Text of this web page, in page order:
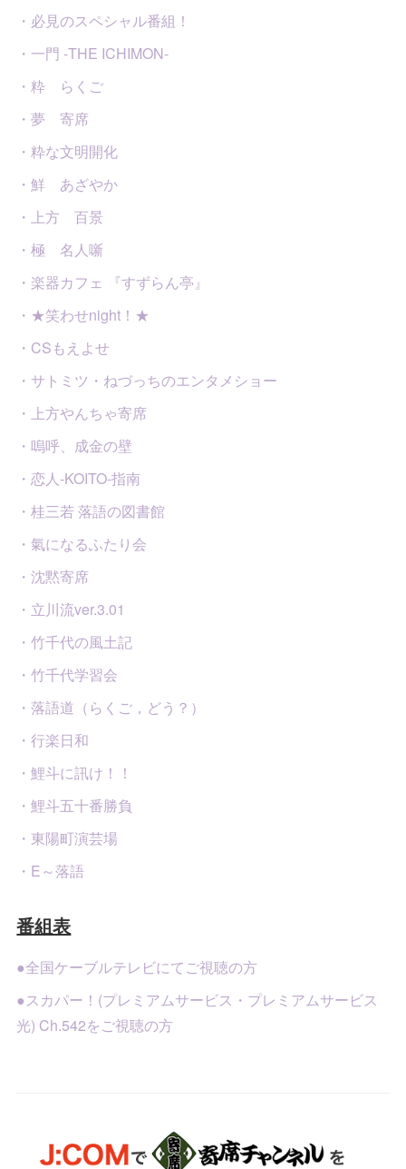
・必見のスペシャル番組！
・一門 -THE ICHIMON-
・粋 らくご
・夢 寄席
・粋な文明開化
・鮮 あざやか
・上方 百景
・極 名人噺
・楽器カフェ 『すずらん亭』
・★笑わせnight！★
・CSもえよせ
・サトミツ・ねづっちのエンタメショー
・上方やんちゃ寄席
・嗚呼、成金の壁
・恋人-KOITO-指南
・桂三若 落語の図書館
・氣になるふたり会
・沈黙寄席
・立川流ver.3.01
・竹千代の風土記
・竹千代学習会
・落語道（らくご，どう？）
・行楽日和
・鯉斗に訊け！！
・鯉斗五十番勝負
・東陽町演芸場
・E～落語
番組表
●全国ケーブルテレビにてご視聴の方
●スカパー！(プレミアムサービス・プレミアムサービス
光) Ch.542をご視聴の方